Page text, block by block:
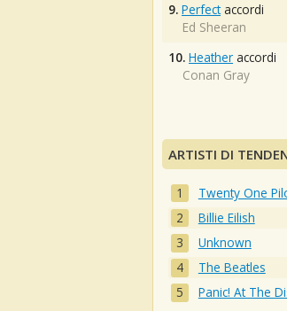
9. Perfectaccordi
Ed Sheeran
10. Heather accordi
Conan Gray
ARTISTI DI
Twenty One
Billie Eilish
Unknown
The Beatles
Panic! At The